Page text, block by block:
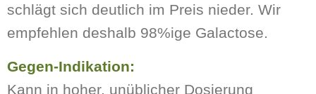
schlägt sich deutlich im Preis nieder. Wir
empfehlen deshalb 98%ige Galactose.
Gegen-Indikation:
Kann in hoher, unüblicher Dosierung